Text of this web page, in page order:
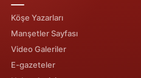
Yozgat
Zonguldak
Aksaray
Köşe Yazarları
Manşetler Sayfası
Video Galeriler
E-gazeteler